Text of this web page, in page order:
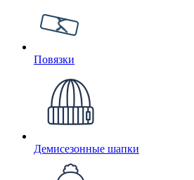
Повязки
Демисезонные шапки